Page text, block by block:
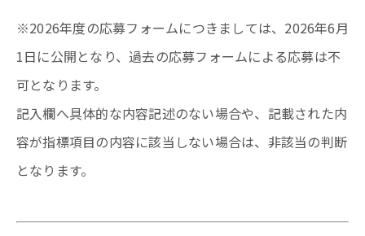
※2026年度の応募フォームにつきましては、2026年6月
1日に公開となり、過去の応募フォームによる応募は不
可となります。
記入欄へ具体的な内容記述のない場合や、記載された内
容が指標項目の内容に該当しない場合は、非該当の判断
となります。